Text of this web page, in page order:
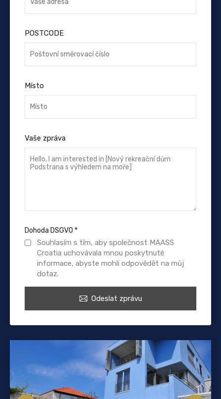
POSTCODE
Místo
Vaše zpráva
Dohoda DSGVO *
Souhlasím s tím, aby společnost MAASS
Croatia uchovávala mnou poskytnuté
informace, abyste mohli odpovědět na můj
dotaz.
Odeslat zprávu